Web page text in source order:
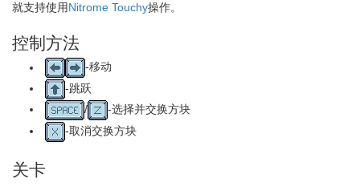
就支持使用Nitrome Touchy操作。
控制方法
-移动
-跳跃
/
-选择并交换方块
-取消交换方块
关卡